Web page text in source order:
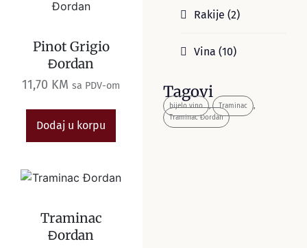
Rakije (2)
Vina (10)
Tagovi
bijelo vino , Traminac
,
Traminac Đordan
Pinot Grigio
Đordan
11,70 KM sa PDV-om
Dodaj u korpu
Traminac
Đordan